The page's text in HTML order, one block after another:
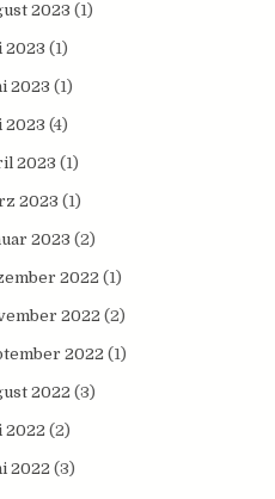
2023 (1)
2023 (1)
2023 (1)
2023 (4)
2023 (1)
2023 (1)
2023 (2)
2022 (1)
2022 (2)
2022 (1)
2022 (3)
2022 (2)
2022 (3)